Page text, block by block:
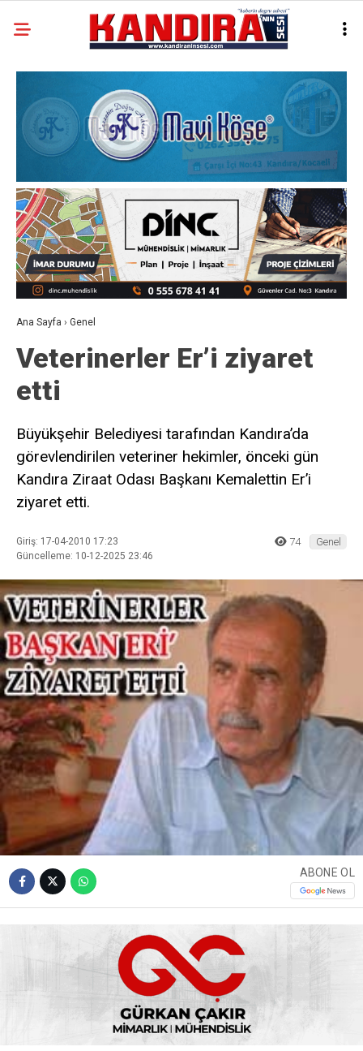
Ana Sayfa › Genel
Veterinerler Er’i ziyaret
etti
Büyükşehir Belediyesi tarafından Kandıra’da
görevlendirilen veteriner hekimler, önceki gün
Kandıra Ziraat Odası Başkanı Kemalettin Er’i
ziyaret etti.
Giriş: 17-04-2010 17:23
Güncelleme: 10-12-2025 23:46
74 Genel
ABONE OL